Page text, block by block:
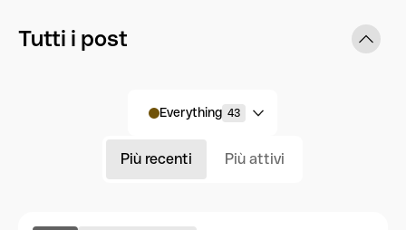
Tutti i post
Everything 43
Più recenti Più attivi